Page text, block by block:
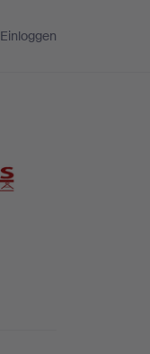
Einloggen